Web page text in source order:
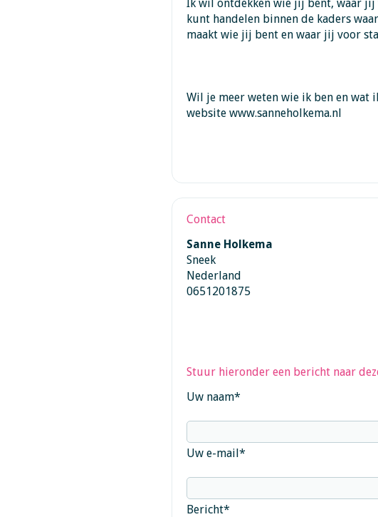
Ik wil ontdekken wie jij bent, waar jij
kunt handelen binnen de kaders
maakt wie jij bent en waar jij voor
Wil je meer weten wie ik ben en wat
website www.sanneholkema.nl
Contact
Sanne Holkema
Sneek
Nederland
0651201875
Stuur hieronder een bericht naar
Uw naam*
Uw e-mail*
Bericht*